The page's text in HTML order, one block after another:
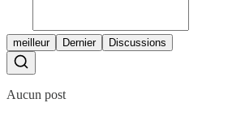
meilleur Dernier Discussions
Aucun post